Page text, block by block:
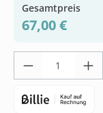
Gesamtpreis
67,00 €
Produkt